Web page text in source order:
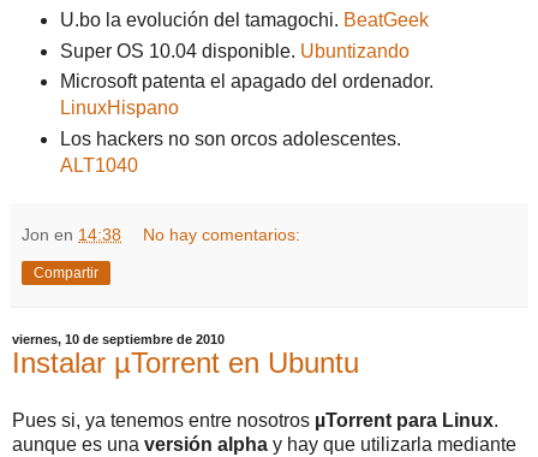
U.bo la evolución del tamagochi. BeatGeek
Super OS 10.04 disponible. Ubuntizando
Microsoft patenta el apagado del ordenador.
LinuxHispano
Los hackers no son orcos adolescentes.
ALT1040
Jon en 14:38 No hay comentarios:
Compartir
viernes, 10 de septiembre de 2010
Instalar µTorrent en Ubuntu
Pues si, ya tenemos entre nosotros µTorrent para Linux.
aunque es una versión alpha y hay que utilizarla mediante